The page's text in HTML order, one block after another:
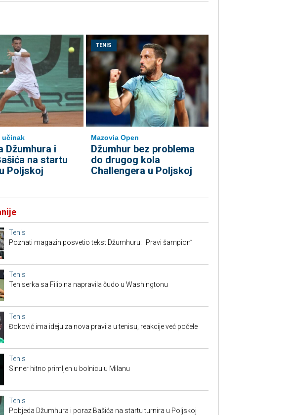
učinak
Džumhura i
na startu
Poljskoj
TENIS
Mazovia Open
Džumhur bez problema
do drugog kola
Challengera u Poljskoj
Tenis
Poznati magazin posvetio tekst Džumhuru: "Pravi šampion”
Tenis
Teniserka sa Filipina napravila čudo u Washingtonu
Tenis
Đoković ima ideju za nova pravila u tenisu, reakcije već počele
Tenis
Sinner hitno primljen u bolnicu u Milanu
Tenis
Pobjeda Džumhura i poraz Bašića na startu turnira u Poljskoj